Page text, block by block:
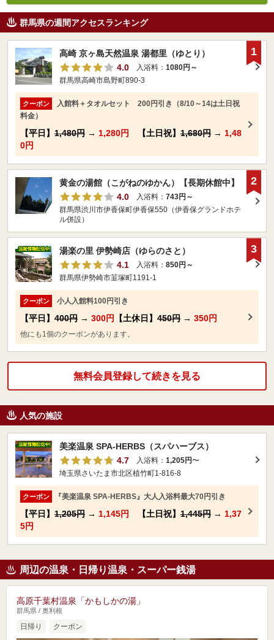
群馬県の週間アクセスランキング
高崎 京ヶ島天然温泉 湯都里（ゆとり）
4.0
入浴料： 1080円～
群馬県高崎市島野町890-3
クーポン
入館料＋タオルセット 200円引き（8/10～14は土日祝
料金）
【平日】 1,480円 → 1,280円 【土日祝】 1,680円 → 1,48
0円
1
黄金の湯館（こがねのゆかん）【長期休館中】
4.0
入浴料： 743円～
群馬県渋川市伊香保町伊香保550（伊香保グランドホテ
ル併設）
2
湯楽の里 伊勢崎店（ゆらのさと）
4.1
入浴料： 850円～
群馬県伊勢崎市韮塚町1191-1
クーポン 小人入館料100円引き
【平日】 400円 → 300円 【土休日】 450円 → 350円
他にも1個のクーポンがあります。
3
無料会員登録して続きを見る
人気の施設
美楽温泉 SPA-HERBS（スパハーブス）
4.7
入浴料： 1,205円〜
埼玉県さいたま市北区植竹町1-816-8
クーポン 『美楽温泉 SPA-HERBS』大人入浴料最大70円引き
【平日】 1,205円 → 1,145円 【土日祝】 1,445円 → 1,37
5円
周辺の温泉・日帰り温泉・スーパー銭湯
高原千葉村温泉「かもしかの湯」
群馬県 / 奥利根
日帰り クーポン